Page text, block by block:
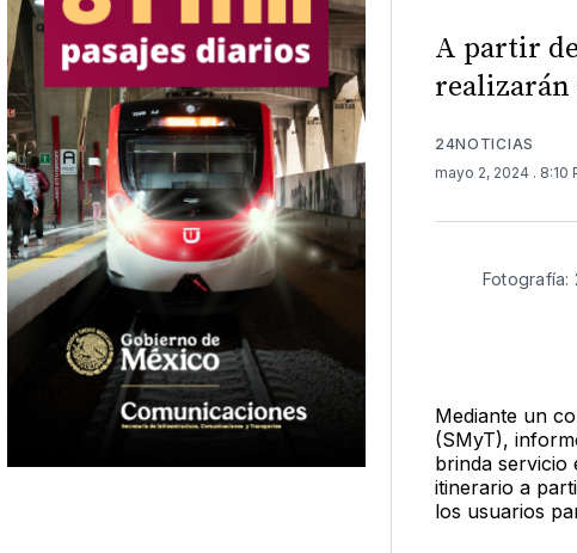
A partir
24NOTICIAS
mayo 2, 2024 . 8:10
Fotografía:
Mediante un
(SMyT),
brinda servicio
itinerario a
los usuarios